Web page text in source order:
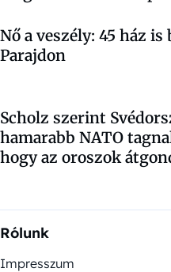
Nő a veszély: 45 ház
Parajdon
Scholz szerint
hamarabb NATO
hogy az oroszok
Rólunk
Impresszum